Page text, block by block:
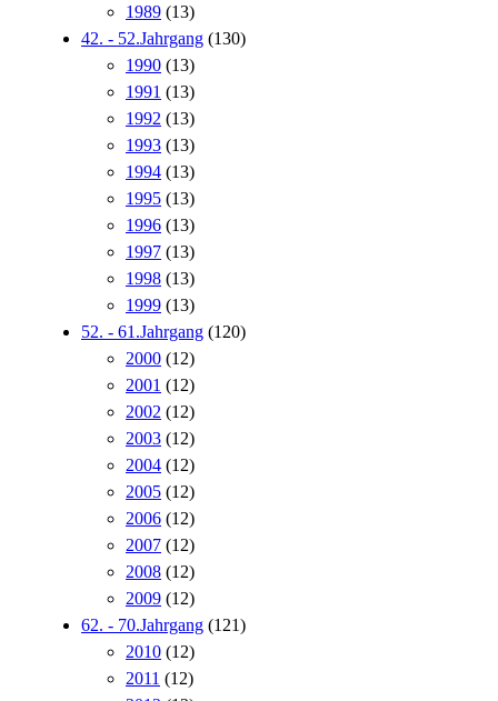
1989 (13)
42. - 52.Jahrgang (130)
1990 (13)
1991 (13)
1992 (13)
1993 (13)
1994 (13)
1995 (13)
1996 (13)
1997 (13)
1998 (13)
1999 (13)
52. - 61.Jahrgang (120)
2000 (12)
2001 (12)
2002 (12)
2003 (12)
2004 (12)
2005 (12)
2006 (12)
2007 (12)
2008 (12)
2009 (12)
62. - 70.Jahrgang (121)
2010 (12)
2011 (12)